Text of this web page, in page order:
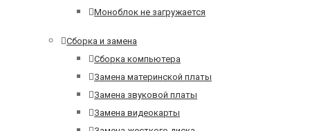
Моноблок не загружается
Сборка и замена
Сборка компьютера
Замена материнской платы
Замена звуковой платы
Замена видеокарты